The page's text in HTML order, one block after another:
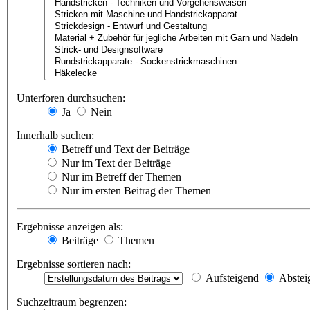
Unterforen durchsuchen:
Ja
Nein
Innerhalb suchen:
Betreff und Text der Beiträge
Nur im Text der Beiträge
Nur im Betreff der Themen
Nur im ersten Beitrag der Themen
Ergebnisse anzeigen als:
Beiträge
Themen
Ergebnisse sortieren nach:
Aufsteigend
Suchzeitraum begrenzen: